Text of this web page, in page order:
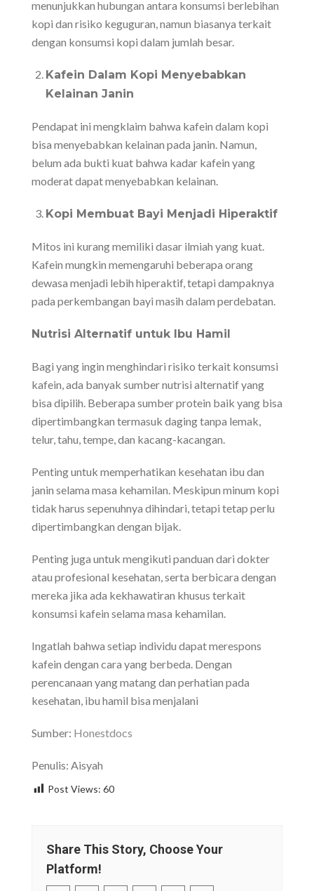
menunjukkan hubungan antara konsumsi berlebihan
kopi dan risiko keguguran, namun biasanya terkait
dengan konsumsi kopi dalam jumlah besar.
Kafein Dalam Kopi Menyebabkan
Kelainan Janin
Pendapat ini mengklaim bahwa kafein dalam kopi
bisa menyebabkan kelainan pada janin. Namun,
belum ada bukti kuat bahwa kadar kafein yang
moderat dapat menyebabkan kelainan.
Kopi Membuat Bayi Menjadi Hiperaktif
Mitos ini kurang memiliki dasar ilmiah yang kuat.
Kafein mungkin memengaruhi beberapa orang
dewasa menjadi lebih hiperaktif, tetapi dampaknya
pada perkembangan bayi masih dalam perdebatan.
Nutrisi Alternatif untuk Ibu Hamil
Bagi yang ingin menghindari risiko terkait konsumsi
kafein, ada banyak sumber nutrisi alternatif yang
bisa dipilih. Beberapa sumber protein baik yang bisa
dipertimbangkan termasuk daging tanpa lemak,
telur, tahu, tempe, dan kacang-kacangan.
Penting untuk memperhatikan kesehatan ibu dan
janin selama masa kehamilan. Meskipun minum kopi
tidak harus sepenuhnya dihindari, tetapi tetap perlu
dipertimbangkan dengan bijak.
Penting juga untuk mengikuti panduan dari dokter
atau profesional kesehatan, serta berbicara dengan
mereka jika ada kekhawatiran khusus terkait
konsumsi kafein selama masa kehamilan.
Ingatlah bahwa setiap individu dapat merespons
kafein dengan cara yang berbeda. Dengan
perencanaan yang matang dan perhatian pada
kesehatan, ibu hamil bisa menjalani
Sumber: Honestdocs
Penulis: Aisyah
Post Views: 60
Share This Story, Choose Your
Platform!